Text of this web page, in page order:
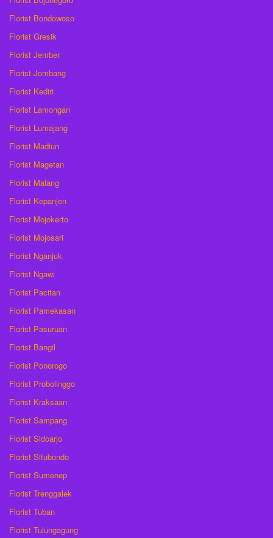
Florist Bondowoso
Florist Gresik
Florist Jember
Florist Jombang
Florist Kediri
Florist Lamongan
Florist Lumajang
Florist Madiun
Florist Magetan
Florist Malang
Florist Kepanjen
Florist Mojokerto
Florist Mojosari
Florist Nganjuk
Florist Ngawi
Florist Pacitan
Florist Pamekasan
Florist Pasuruan
Florist Bangil
Florist Ponorogo
Florist Probolinggo
Florist Kraksaan
Florist Sampang
Florist Sidoarjo
Florist Situbondo
Florist Sumenep
Florist Trenggalek
Florist Tuban
Florist Tulungagung